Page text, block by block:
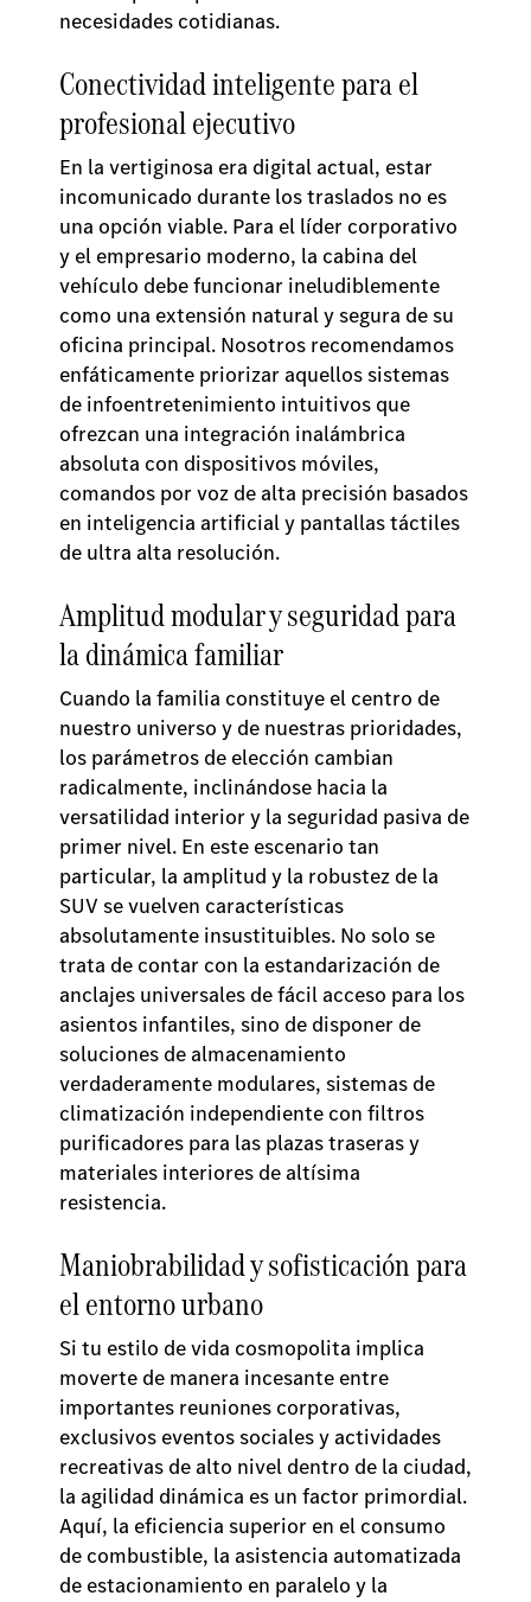
necesidades cotidianas.
Conectividad inteligente para el
profesional ejecutivo
En la vertiginosa era digital actual, estar
incomunicado durante los traslados no es
una opción viable. Para el líder corporativo
y el empresario moderno, la cabina del
vehículo debe funcionar ineludiblemente
como una extensión natural y segura de su
oficina principal. Nosotros recomendamos
enfáticamente priorizar aquellos sistemas
de infoentretenimiento intuitivos que
ofrezcan una integración inalámbrica
absoluta con dispositivos móviles,
comandos por voz de alta precisión basados
en inteligencia artificial y pantallas táctiles
de ultra alta resolución.
Amplitud modular y seguridad para
la dinámica familiar
Cuando la familia constituye el centro de
nuestro universo y de nuestras prioridades,
los parámetros de elección cambian
radicalmente, inclinándose hacia la
versatilidad interior y la seguridad pasiva de
primer nivel. En este escenario tan
particular, la amplitud y la robustez de la
SUV se vuelven características
absolutamente insustituibles. No solo se
trata de contar con la estandarización de
anclajes universales de fácil acceso para los
asientos infantiles, sino de disponer de
soluciones de almacenamiento
verdaderamente modulares, sistemas de
climatización independiente con filtros
purificadores para las plazas traseras y
materiales interiores de altísima
resistencia.
Maniobrabilidad y sofisticación para
el entorno urbano
Si tu estilo de vida cosmopolita implica
moverte de manera incesante entre
importantes reuniones corporativas,
exclusivos eventos sociales y actividades
recreativas de alto nivel dentro de la ciudad,
la agilidad dinámica es un factor primordial.
Aquí, la eficiencia superior en el consumo
de combustible, la asistencia automatizada
de estacionamiento en paralelo y la